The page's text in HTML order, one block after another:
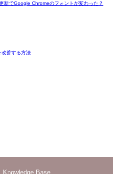
新でGoogle Chromeのフォントが変わった？
改善する方法
Base